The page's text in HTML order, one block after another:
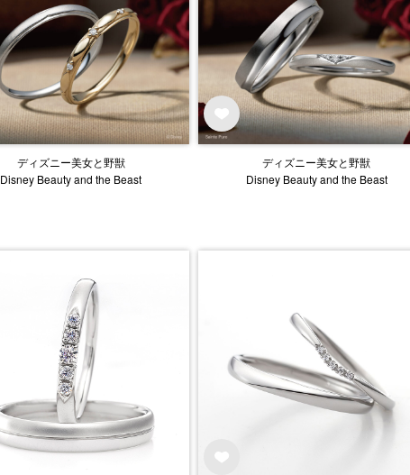
ディズニー美女と野獣
Disney Beauty and the Beast
ディズニー美女と野獣
Disney Beauty and the Beast